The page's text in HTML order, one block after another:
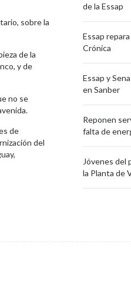
sobre la
de la
y de
no se
de
del
de la Essap
Essap
Crónica
Essap y
en Sanber
Reponen
falta de
Jóvenes del
la Planta de